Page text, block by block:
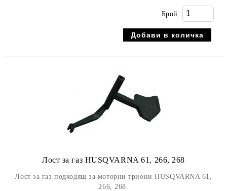
Брой:
Лост за газ HUSQVARNA 61, 266, 268
Лост за газ подходящ за моторни триони HUSQVARNA 61,
266, 268.